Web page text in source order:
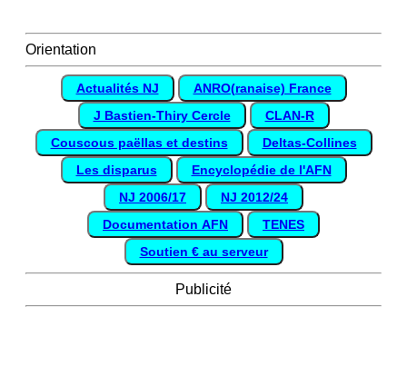
Orientation
Actualités NJ
ANRO(ranaise) France
J Bastien-Thiry Cercle
CLAN-R
Couscous paëllas et destins
Deltas-Collines
Les disparus
Encyclopédie de l'AFN
NJ 2006/17
NJ 2012/24
Documentation AFN
TENES
Soutien € au serveur
Publicité